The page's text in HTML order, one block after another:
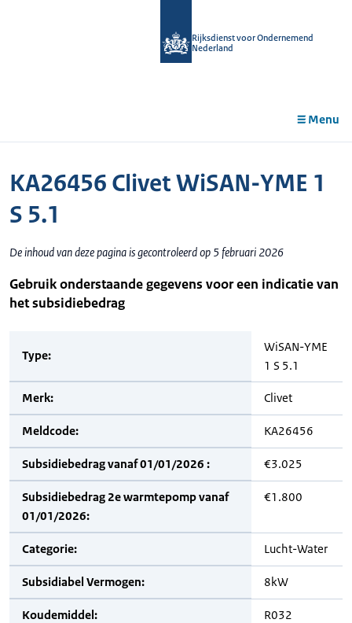
Rijksdienst voor Ondernemend
Nederland
Menu
KA26456 Clivet WiSAN-YME 1
S 5.1
De inhoud van deze pagina is gecontroleerd op 5 februari 2026
Gebruik onderstaande gegevens voor een indicatie van
het subsidiebedrag
Type:
WiSAN-YME
1 S 5.1
Merk: Clivet
Meldcode: KA26456
Subsidiebedrag vanaf 01/01/2026 : €3.025
Subsidiebedrag 2e warmtepomp vanaf
01/01/2026:
€1.800
Categorie: Lucht-Water
Subsidiabel Vermogen: 8kW
Koudemiddel: R032